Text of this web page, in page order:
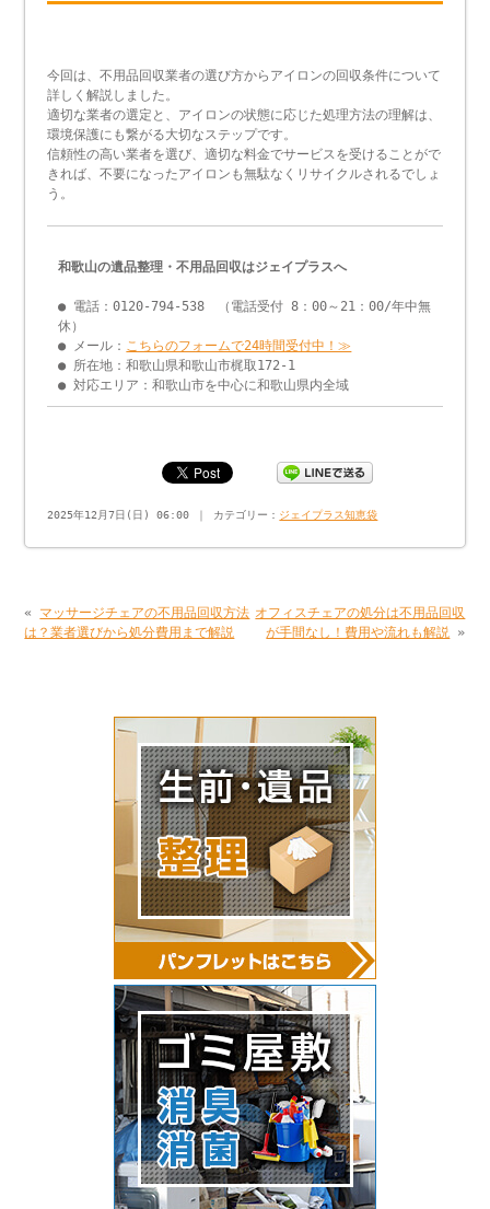
今回は、不用品回収業者の選び方からアイロンの回収条件について
詳しく解説しました。
適切な業者の選定と、アイロンの状態に応じた処理方法の理解は、
環境保護にも繋がる大切なステップです。
信頼性の高い業者を選び、適切な料金でサービスを受けることがで
きれば、不要になったアイロンも無駄なくリサイクルされるでしょ
う。
和歌山の遺品整理・不用品回収はジェイプラスへ
● 電話：0120-794-538 （電話受付 8：00～21：00/年中無
休）
● メール： こちらのフォームで24時間受付中！≫
● 所在地：和歌山県和歌山市梶取172-1
● 対応エリア：和歌山市を中心に和歌山県内全域
2025年12月7日(日) 06:00 ｜ カテゴリー： ジェイプラス知恵袋
« マッサージチェアの不用品回収方法
は？業者選びから処分費用まで解説
オフィスチェアの処分は不用品回収
が手間なし！費用や流れも解説 »